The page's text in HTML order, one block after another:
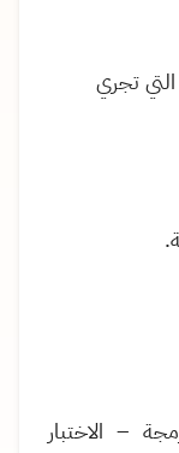
التي تجري
.
– الاختبار